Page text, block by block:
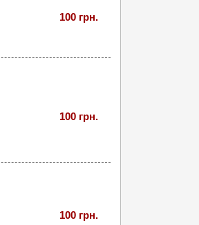
100 грн.
100 грн.
100 грн.